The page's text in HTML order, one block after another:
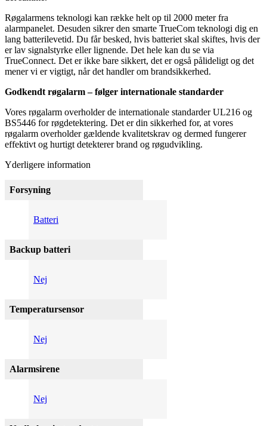
Røgalarmens teknologi kan række helt op til 2000 meter fra
alarmpanelet. Desuden sikrer den smarte TrueCom teknologi dig en
lang batterilevetid. Du får besked, hvis batteriet skal skiftes, hvis der
er lav signalstyrke eller lignende. Det hele kan du se via
TrueConnect. Det er ikke bare sikkert, det er også pålideligt og det
mener vi er vigtigt, når det handler om brandsikkerhed.
Godkendt røgalarm – følger internationale standarder
Vores røgalarm overholder de internationale standarder UL216 og
BS5446 for røgdetektering. Det er din sikkerhed for, at vores
røgalarm overholder gældende kvalitetskrav og dermed fungerer
effektivt og hurtigt detekterer brand og røgudvikling.
Yderligere information
Forsyning
Batteri
Backup batteri
Nej
Temperatursensor
Nej
Alarmsirene
Nej